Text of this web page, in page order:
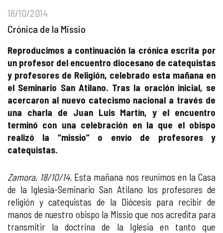
18/10/2014
Crónica de la Missio
Reproducimos a continuación la crónica escrita por
un profesor del encuentro diocesano de catequistas
y profesores de Religión, celebrado esta mañana en
el Seminario San Atilano. Tras la oración inicial, se
acercaron al nuevo catecismo nacional a través de
una charla de Juan Luis Martín, y el encuentro
terminó con una celebración en la que el obispo
realizó la “missio” o envío de profesores y
catequistas.
Zamora, 18/10/14. Esta mañana nos reunimos en la Casa
de la Iglesia-Seminario San Atilano los profesores de
religión y catequistas de la Diócesis para recibir de
manos de nuestro obispo la Missio que nos acredita para
transmitir la doctrina de la Iglesia en tanto que